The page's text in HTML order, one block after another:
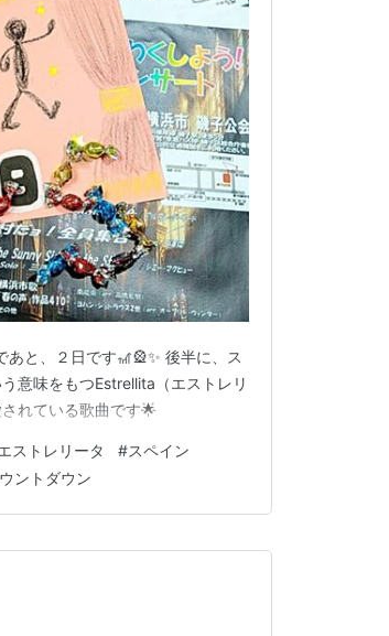
と、２日です🎢🎡✨ 後半に、ス
意味をもつEstrellita（エストレリ
れている歌曲です🌟
ストレリータ #スペイン
ントダウン